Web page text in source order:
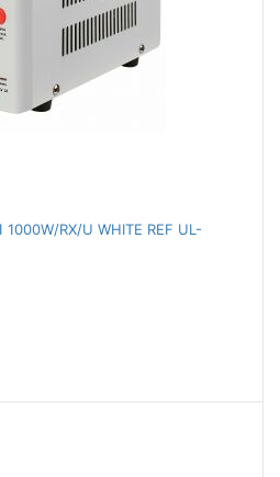
RX/U WHITE REF UL-